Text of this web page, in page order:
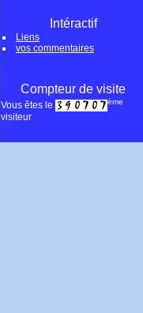
Intéractif
Liens
vos commentaires
Compteur de visite
Vous êtes le ème
visiteur